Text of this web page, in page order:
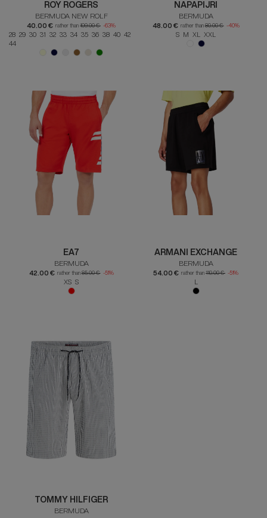
ROY ROGERS
BERMUDA NEW ROLF
40.00 € rather than 109.00 € -63%
28 29 30 31 32 33 34 35 36 38 40 42
44
NAPAPIJRI
BERMUDA
48.00 € rather than80.00 € -40%
S M XL XXL
EA7
BERMUDA
42.00 € rather than85.00 € -51%
XS S
ARMANI EXCHANGE
BERMUDA
54.00 € rather than 110.00 € -51%
L
TOMMY HILFIGER
BERMUDA